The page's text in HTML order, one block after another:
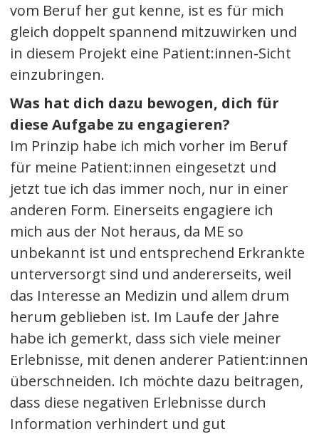
vom Beruf her gut kenne, ist es für mich
gleich doppelt spannend mitzuwirken und
in diesem Projekt eine Patient:innen-Sicht
einzubringen.
Was hat dich dazu bewogen, dich für
diese Aufgabe zu engagieren?
Im Prinzip habe ich mich vorher im Beruf
für meine Patient:innen eingesetzt und
jetzt tue ich das immer noch, nur in einer
anderen Form. Einerseits engagiere ich
mich aus der Not heraus, da ME so
unbekannt ist und entsprechend Erkrankte
unterversorgt sind und andererseits, weil
das Interesse an Medizin und allem drum
herum geblieben ist. Im Laufe der Jahre
habe ich gemerkt, dass sich viele meiner
Erlebnisse, mit denen anderer Patient:innen
überschneiden. Ich möchte dazu beitragen,
dass diese negativen Erlebnisse durch
Information verhindert und gut